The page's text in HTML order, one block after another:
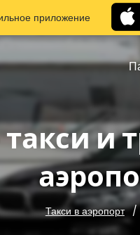
такси и
Такси в аэропорт
приложение